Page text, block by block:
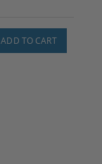
ADD TO CART